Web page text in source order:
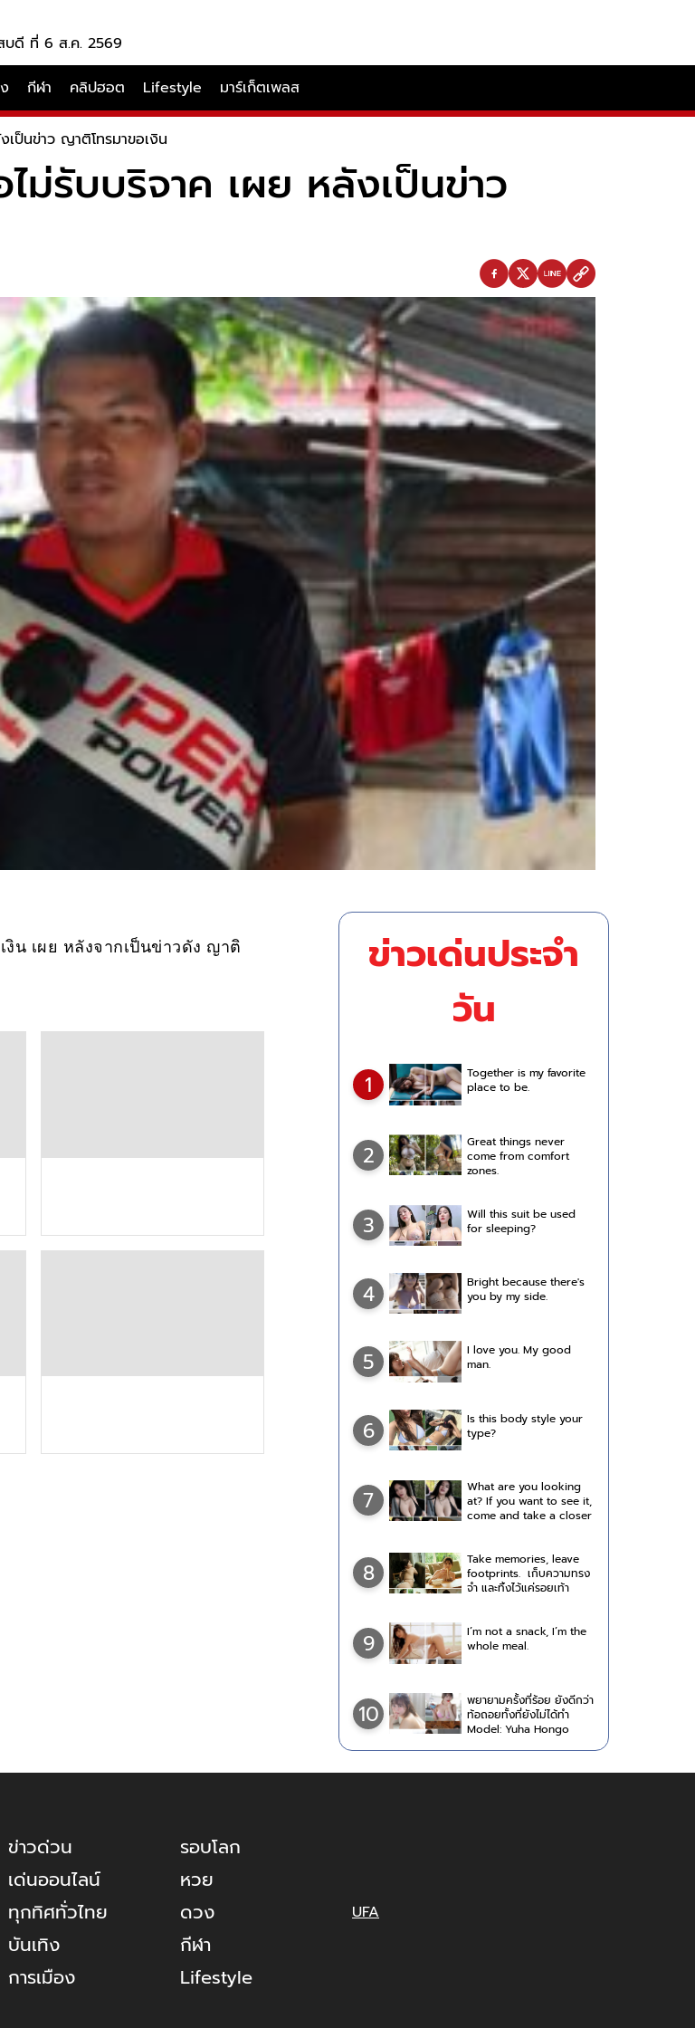
ดี ที่ 6 ส.ค. 2569
กีฬา คลิปฮอต Lifestyle มาร์เก็ตเพลส
ป็นข่าว ญาติโทรมาขอเงิน
รับบริจาค เผย หลังเป็นข่าว
น เผย หลังจากเป็นข่าวดัง ญาติ
ข่าวเด่นประจำ
วัน
1
Together is my favorite
place to be.
2
Great things never
come from comfort
zones.
3
Will this suit be used
for sleeping?
4
Bright because there's
you by my side.
5
I love you. My good
man.
6
Is this body style your
type?
7
What are you looking
at? If you want to see it,
come and take a closer
8
Take memories, leave
footprints. เก็บความทรง
จำ และทิ้งไว้แค่รอยเท้า
9
I’m not a snack, I’m the
whole meal.
10
พยายามครั้งที่ร้อย ยังดีกว่า
ท้อถอยทั้งที่ยังไม่ได้ทำ
Model: Yuha Hongo
ข่าวด่วน
เด่นออนไลน์
ทุกทิศทั่วไทย
บันเทิง
การเมือง
รอบโลก
หวย
ดวง
กีฬา
Lifestyle
UFA